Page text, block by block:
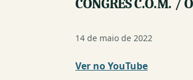
CONGRÈS C.O.M. /
14 de maio de 2022
Ver no YouTube
(nova